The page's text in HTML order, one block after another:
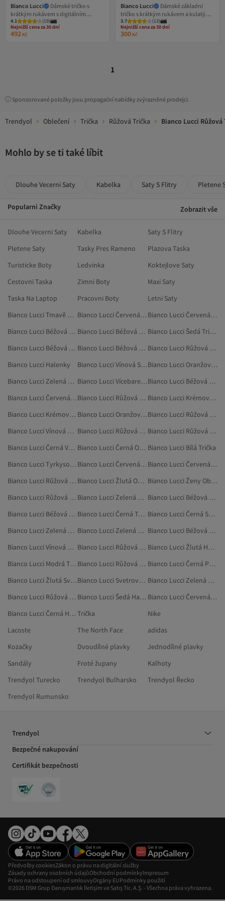
Bianco Lucci
Dámské tričko s
krátkým rukávem s digitálním
potiskem srdce 60251384
4.1 (19)
Nejnižší cena za 30 dní
Doprava zdarma nad 500 Kč
Nejnižší cena za 30 dní
492 Kč
Bianco Lucci
Dámské základní
tričko s krátkým rukávem a kulatým
výstřihem 60251202
3.7 (13)
Nejnižší cena za 30 dní
Doprava zdarma nad 500 Kč
Nejnižší cena za 30 dní
300 Kč
1
Sponzorované položky jsou propagační nabídky zvýrazněné prodejci.
Trendyol Oblečení Trička Růžová Trička Bianco Lucci Růžová
Mohlo by se ti také líbit
Dlouhe Vecerni Saty Kabelka Saty S Flitry Pletene
Popularni Značky Zobrazit vše
Dlouhe Vecerni Saty Kabelka
Saty S Flitry
Pletene Saty
Tasky Pres Rameno
Plazova Taska
Turisticke Boty
Ledvinka
Koktejlove Saty
Cestovni Taska
Zimni Boty
Maxi Saty
Taska Na Laptop
Pracovni Boty
Letni Saty
Bianco Lucci Tmavě Modrá Trička
Bianco Lucci Červená Oblečení
Bianco Lucci Červená Ponča
Bianco Lucci Béžová Ponča
Bianco Lucci Béžová Doplňky
Bianco Lucci Šedá Trička
Bianco Lucci Béžová Halenky
Bianco Lucci Béžová Kraťasy
Bianco Lucci Růžová Košile
Bianco Lucci Halenky
Bianco Lucci Vínová Svetry
Bianco Lucci Oranžová Oblečení
Bianco Lucci Zelená Oblečení
Bianco Lucci Vícebarevné Oblečení
Bianco Lucci Béžová Kombinézy
Bianco Lucci Červená Domácí Oblečení
Bianco Lucci Růžová Bundy
Bianco Lucci Krémová Oblečení
Bianco Lucci Krémová Ponča
Bianco Lucci Oranžová Halenky
Bianco Lucci Růžová Tílka A Body
Bianco Lucci Vínová Halenky
Bianco Lucci Růžová Dvoudílné Sady
Bianco Lucci Růžová Mikiny
Bianco Lucci Černá Vesty
Bianco Lucci Černá Oblečení Bianco Lucci Bílá Trička
Bianco Lucci Tyrkysová Svetry
Bianco Lucci Červená Halenky
Bianco Lucci Červená Svetry
Bianco Lucci Růžová Šaty
Bianco Lucci Žlutá Oblečení
Bianco Lucci Ženy Oblečení
Bianco Lucci Růžová Svetrové Vesty
Bianco Lucci Zelená Svetry
Bianco Lucci Béžová Košile
Bianco Lucci Béžová Svetry
Bianco Lucci Černá Tuniky
Bianco Lucci Černá Svetry
Bianco Lucci Zelená Halenky
Bianco Lucci Zelená Kraťasy
Bianco Lucci Béžová Legíny
Bianco Lucci Vínová Tílka
Bianco Lucci Růžová Pyžama
Bianco Lucci Žlutá Halenky
Bianco Lucci Modrá Trička
Bianco Lucci Růžová Blejzry A Vesty
Bianco Lucci Černá Ponča
Bianco Lucci Žlutá Svetry
Bianco Lucci Svetrové Vesty
Bianco Lucci Zelená Kombinézy
Bianco Lucci Růžová Sukně
Bianco Lucci Šedá Halenky
Bianco Lucci Červená Tílka
Bianco Lucci Černá Halenky Trička
Nike
Lacoste
The North Face
adidas
Kozačky
Dvoudílné plavky
Jednodílné plavky
Sandály
Froté župany
Kalhoty
Trendyol Turecko
Trendyol Bulharsko
Trendyol Řecko
Trendyol Rumunsko
Trendyol
Bezpečné nakupování
Certifikát bezpečnosti
©2026 DSM Grup Danışmanlık İletişim ve Satış Tic. A.Ş. - Všechna práva vyhrazena.
Předvolby cookiesZákon o právu na digitální služby
Zásady ochrany osobních údajůObchodní podmínkyImpresum
Právo na odstoupení od smlouvyOrgány EUPodmínky použití